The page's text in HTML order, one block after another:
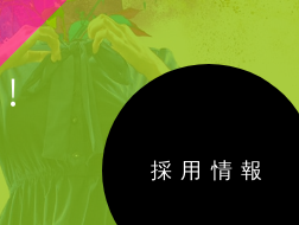
採用情報